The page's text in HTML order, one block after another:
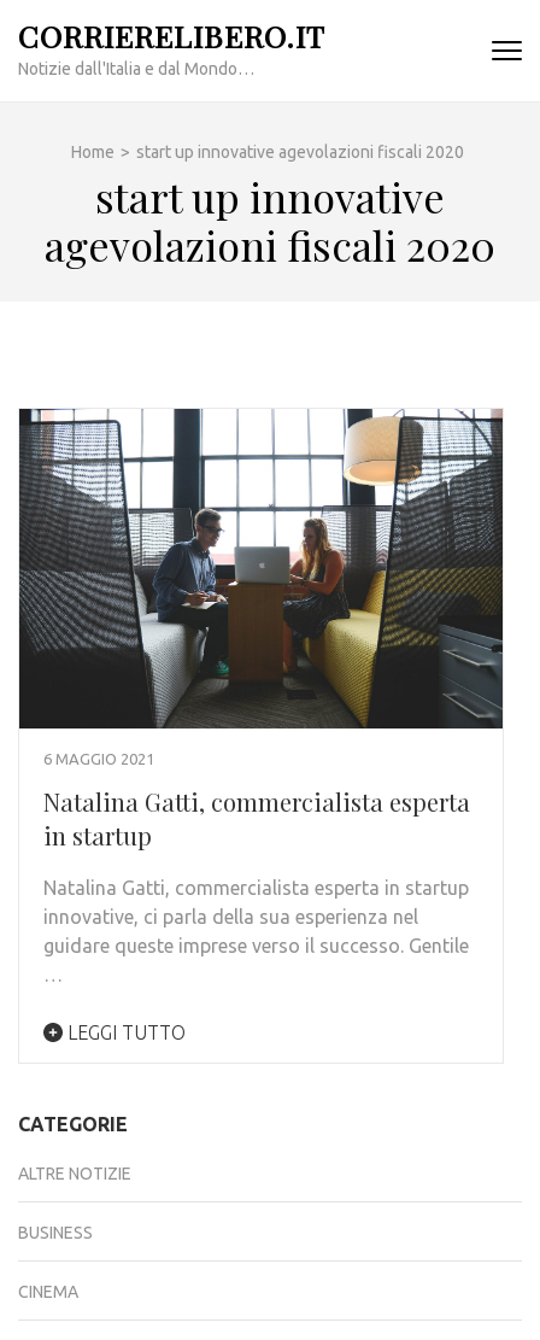
contenuto
CORRIERELIBERO.IT
Notizie dall'Italia e dal Mondo…
Home > start up innovative agevolazioni fiscali 2020
start up innovative
agevolazioni fiscali 2020
6 MAGGIO 2021
Natalina Gatti, commercialista esperta
in startup
Natalina Gatti, commercialista esperta in startup
innovative, ci parla della sua esperienza nel
guidare queste imprese verso il successo. Gentile
…
LEGGI TUTTO
CATEGORIE
ALTRE NOTIZIE
BUSINESS
CINEMA